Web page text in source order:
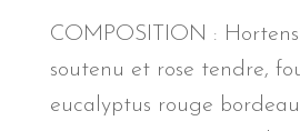
COMPOSITION :
soutenu et rose tendre,
eucalyptus rouge